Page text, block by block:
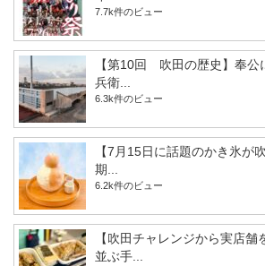
7.7k件のビュー
【第10回 吹田の歴史】奉公
兵衛...
6.3k件のビュー
【7月15日に話題のかき氷が
期...
6.2k件のビュー
【吹田チャレンジから実店舗
並ぶ手...